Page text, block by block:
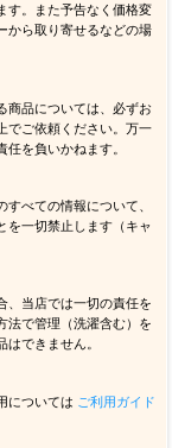
す。また予告なく価格変
から取り寄せるなどの場
商品については、必ずお
でご依頼ください。万一
を負いかねます。
べての情報について、
を一切禁止します（キャ
、当店では一切の責任を
法で管理（洗濯含む）を
できません。
については ご利用ガイド